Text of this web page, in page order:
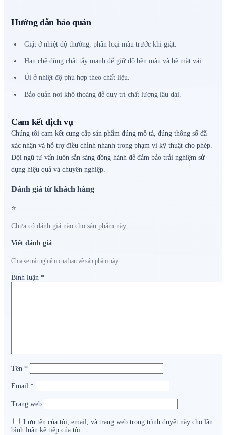
Hướng dẫn bảo quản
Giặt ở nhiệt độ thường, phân loại màu trước khi giặt.
Hạn chế dùng chất tẩy mạnh để giữ độ bền màu và bề mặt vải.
Ủi ở nhiệt độ phù hợp theo chất liệu.
Bảo quản nơi khô thoáng để duy trì chất lượng lâu dài.
Cam kết dịch vụ
Chúng tôi cam kết cung cấp sản phẩm đúng mô tả, đúng thông số đã
xác nhận và hỗ trợ điều chỉnh nhanh trong phạm vi kỹ thuật cho phép.
Đội ngũ tư vấn luôn sẵn sàng đồng hành để đảm bảo trải nghiệm sử
dụng hiệu quả và chuyên nghiệp.
Đánh giá từ khách hàng
⭐
Chưa có đánh giá nào cho sản phẩm này.
Viết đánh giá
Chia sẻ trải nghiệm của bạn về sản phẩm này.
Bình luận *
Tên *
Email *
Trang web
Lưu tên của tôi, email, và trang web trong trình duyệt này cho lần
bình luận kế tiếp của tôi.